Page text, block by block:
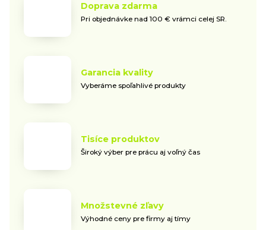
Doprava zdarma
Pri objednávke nad 100 € vrámci celej SR.
Garancia kvality
Vyberáme spoľahlivé produkty
Tisíce produktov
Široký výber pre prácu aj voľný čas
Množstevné zľavy
Výhodné ceny pre firmy aj tímy